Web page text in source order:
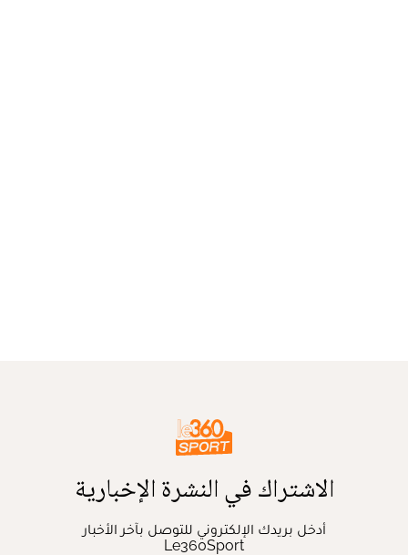
الاشتراك في النشرة الإخبارية
أدخل بريدك الإلكتروني للتوصل بآخر الأخبار
Le360Sport